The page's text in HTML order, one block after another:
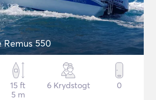
Remus 550
15 ft
5 m
6 Krydstogt 0